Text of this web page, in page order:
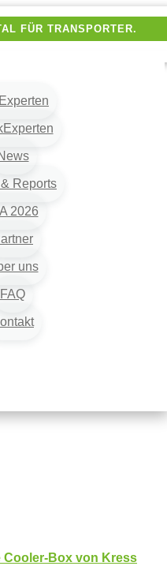
FÜR TRANSPORTER.
Reports
2026
uns
FAQ
Box von Kress